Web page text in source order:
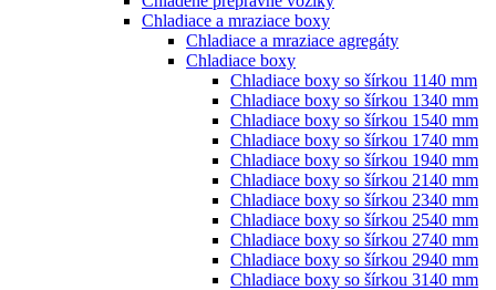
Chladiace a mraziace boxy
Chladiace a mraziace agregáty
Chladiace boxy
Chladiace boxy so šírkou 1140 mm
Chladiace boxy so šírkou 1340 mm
Chladiace boxy so šírkou 1540 mm
Chladiace boxy so šírkou 1740 mm
Chladiace boxy so šírkou 1940 mm
Chladiace boxy so šírkou 2140 mm
Chladiace boxy so šírkou 2340 mm
Chladiace boxy so šírkou 2540 mm
Chladiace boxy so šírkou 2740 mm
Chladiace boxy so šírkou 2940 mm
Chladiace boxy so šírkou 3140 mm